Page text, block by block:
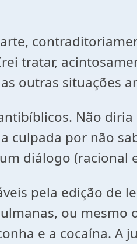
tratar,
outras situações
Não diria
culpada por não
diálogo (racional
pela edição de
ou mesmo
e a cocaína. A